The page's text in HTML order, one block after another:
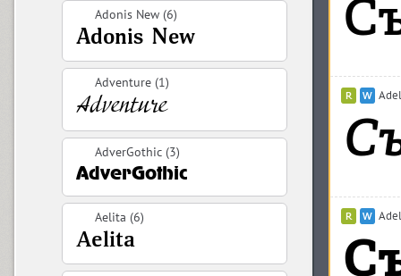
Adonis New (6)
Adventure (1)
AdverGothic (3)
Aelita (6)